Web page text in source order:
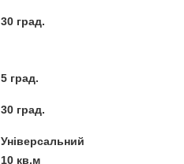
30 град.
5 град.
30 град.
Універсальний
10 кв.м